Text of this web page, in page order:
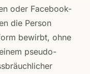
oder Facebook-
die Person
bewirbt, ohne
pseudo-